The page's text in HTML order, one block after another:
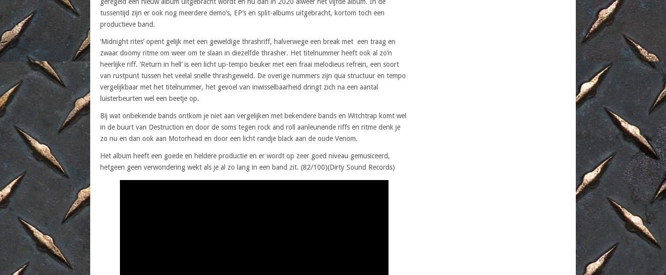
tussentijd zijn er ook nog meerdere demo’s, EP’s en split-albums uitgebracht, kortom toch een
productieve band.
‘Midnight rites’ opent gelijk met een geweldige thrashriff, halverwege een break met een traag en
zwaar doomy ritme om weer om te slaan in diezelfde thrasher. Het titelnummer heeft ook al zo’n
heerlijke riff. ‘Return in hell’ is een licht up-tempo beuker met een fraai melodieus refrein, een soort
van rustpunt tussen het veelal snelle thrashgeweld. De overige nummers zijn qua structuur en tempo
vergelijkbaar met het titelnummer, het gevoel van inwisselbaarheid dringt zich na een aantal
luisterbeurten wel een beetje op.
Bij wat onbekende bands ontkom je niet aan vergelijken met bekendere bands en Witchtrap komt wel
in de buurt van Destruction en door de soms tegen rock and roll aanleunende riffs en ritme denk je
zo nu en dan ook aan Motorhead en door een licht randje black aan de oude Venom.
Het album heeft een goede en heldere productie en er wordt op zeer goed niveau gemusiceerd,
hetgeen geen verwondering wekt als je al zo lang in een band zit. (82/100)(Dirty Sound Records)